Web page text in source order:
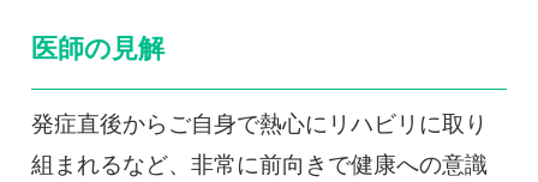
医師の見解
発症直後からご自身で熱心にリハビリに取り
組まれるなど、非常に前向きで健康への意識